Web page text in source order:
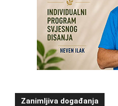
Zanimljiva događanja